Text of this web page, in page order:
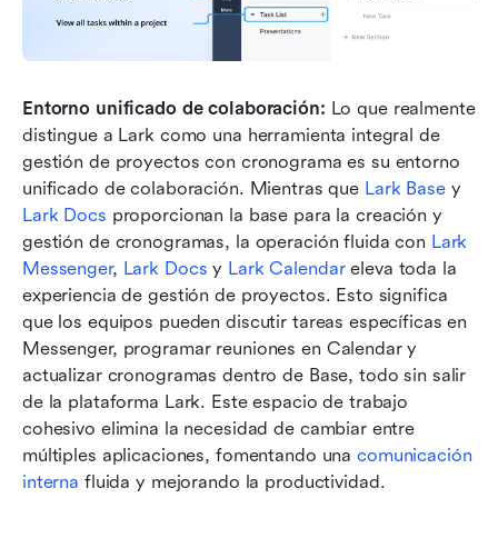
Entorno unificado de colaboración: Lo que realmente
distingue a Lark como una herramienta integral de
gestión de proyectos con cronograma es su entorno
unificado de colaboración. Mientras que Lark Base
Lark Docs proporcionan la base para la creación y
gestión de cronogramas, la operación fluida con Lark
Messenger, Lark Docs y Lark Calendar eleva toda la
experiencia de gestión de proyectos. Esto significa
que los equipos pueden discutir tareas específicas en
Messenger, programar reuniones en Calendar y
actualizar cronogramas dentro de Base, todo sin salir
de la plataforma Lark. Este espacio de trabajo
cohesivo elimina la necesidad de cambiar entre
múltiples aplicaciones, fomentando una comunicación
interna fluida y mejorando la productividad.